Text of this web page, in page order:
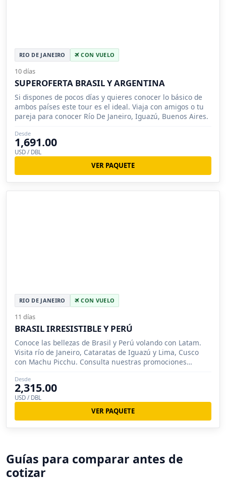
RIO DE JANEIRO CON VUELO
10 días
SUPEROFERTA BRASIL Y ARGENTINA
Si dispones de pocos días y quieres conocer lo básico de
ambos países este tour es el ideal. Viaja con amigos o tu
pareja para conocer Río De Janeiro, Iguazú, Buenos Aires.
Desde
1,691.00
USD / DBL
VER PAQUETE
RIO DE JANEIRO CON VUELO
11 días
BRASIL IRRESISTIBLE Y PERÚ
Conoce las bellezas de Brasil y Perú volando con Latam.
Visita río de Janeiro, Cataratas de Iguazú y Lima, Cusco
con Machu Picchu. Consulta nuestras promociones
Desde
2,315.00
USD / DBL
VER PAQUETE
Guías para comparar antes de
cotizar